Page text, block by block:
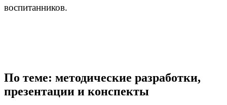
воспитанников.
По теме: методические разработки,
презентации и конспекты